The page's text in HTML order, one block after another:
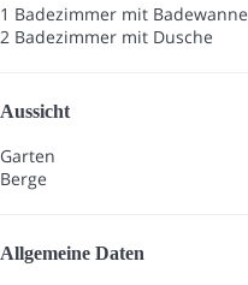
1 Badezimmer mit Badewanne
2 Badezimmer mit Dusche
Aussicht
Garten
Berge
Allgemeine Daten